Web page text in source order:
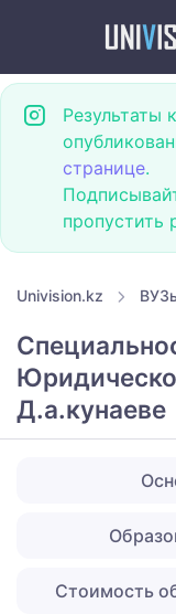
Результаты
странице.
пропустить
Univision.kz
Д.а.кунаеве
Стоимость